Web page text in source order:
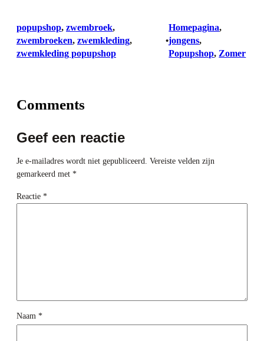
popupshop, zwembroek
zwembroeken, zwemkleding
zwemkleding popupshop
•
Homepagina
jongens
Popupshop, Zomer
Comments
Geef een reactie
Je e-mailadres wordt niet gepubliceerd.
Vereiste velden zijn
gemarkeerd met *
Reactie *
Naam *